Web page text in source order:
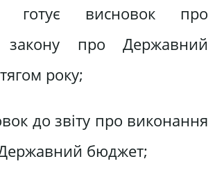
готує висновок про
закону про Державний
року;
до звіту про виконання
бюджет;